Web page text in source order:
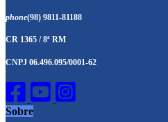
phone(98) 9811-81188
CR 1365 / 8ª RM
CNPJ 06.496.095/0001-62
Sobre